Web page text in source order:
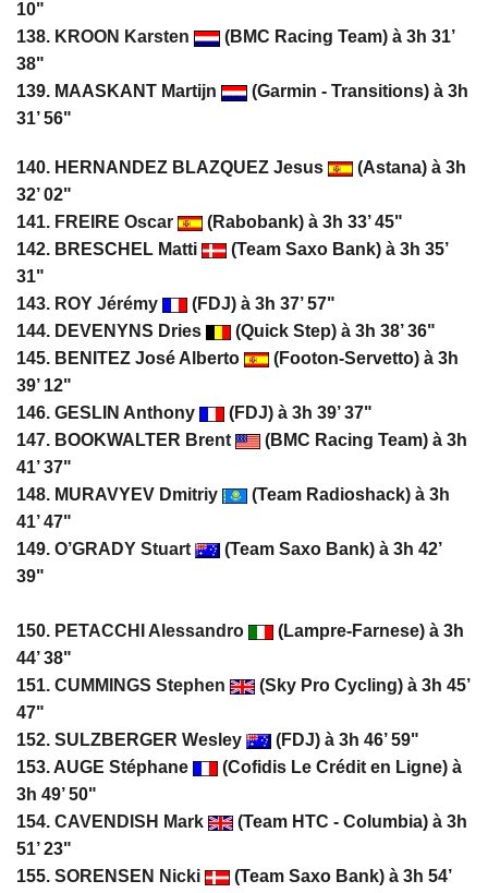
10"
138. KROON Karsten
(BMC Racing Team) à 3h 31’
38"
139. MAASKANT Martijn
(Garmin - Transitions) à 3h
31’ 56"
140. HERNANDEZ BLAZQUEZ Jesus
(Astana) à 3h
32’ 02"
141. FREIRE Oscar
(Rabobank) à 3h 33’ 45"
142. BRESCHEL Matti
(Team Saxo Bank) à 3h 35’
31"
143. ROY Jérémy
(FDJ) à 3h 37’ 57"
144. DEVENYNS Dries
(Quick Step) à 3h 38’ 36"
145. BENITEZ José Alberto
(Footon-Servetto) à 3h
39’ 12"
146. GESLIN Anthony
(FDJ) à 3h 39’ 37"
147. BOOKWALTER Brent
(BMC Racing Team) à 3h
41’ 37"
148. MURAVYEV Dmitriy
(Team Radioshack) à 3h
41’ 47"
149. O’GRADY Stuart
(Team Saxo Bank) à 3h 42’
39"
150. PETACCHI Alessandro
(Lampre-Farnese) à 3h
44’ 38"
151. CUMMINGS Stephen
(Sky Pro Cycling) à 3h 45’
47"
152. SULZBERGER Wesley
(FDJ) à 3h 46’ 59"
153. AUGE Stéphane
(Cofidis Le Crédit en Ligne) à
3h 49’ 50"
154. CAVENDISH Mark
(Team HTC - Columbia) à 3h
51’ 23"
155. SORENSEN Nicki
(Team Saxo Bank) à 3h 54’